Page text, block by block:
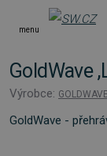
menu
GoldWave
Výrobce:
GoldWave -